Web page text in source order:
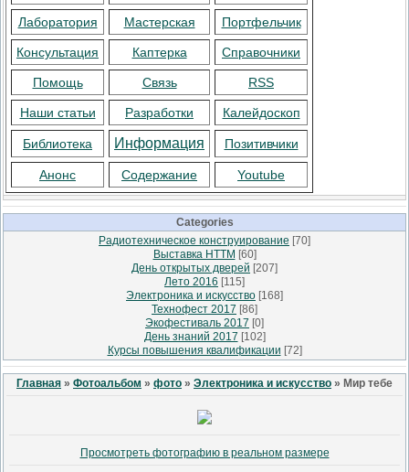
Лаборатория Мастерская Портфельчик
Консультация Каптерка Справочники
Помощь Связь RSS
Наши статьи Разработки Калейдоскоп
Библиотека Информация Позитивчики
Анонс Содержание Youtube
Categories
Радиотехническое конструирование [70]
Выставка НТТМ [60]
День открытых дверей [207]
Лето 2016 [115]
Электроника и искусство [168]
Технофест 2017 [86]
Экофестиваль 2017 [0]
День знаний 2017 [102]
Курсы повышения квалификации [72]
Главная » Фотоальбом » фото » Электроника и искусство » Мир тебе
Просмотреть фотографию в реальном размере